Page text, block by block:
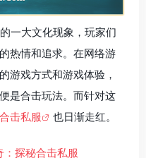
一大文化现象，玩家们
热情和追求。在网络游
游戏方式和游戏体验，
是合击玩法。而针对这
合击私服 也日渐走红。